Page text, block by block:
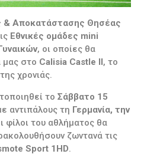
& Αποκατάστασης Θησέας
Εθνικές ομάδες mini
, οι οποίες θα
στο Calisia Castle II, το
χρονιάς.
τοΣάββατο 15
αντιπάλους τη Γερμανία, την
φίλοι του αθλήματος θα
ζωντανά τις
Sport 1HD.